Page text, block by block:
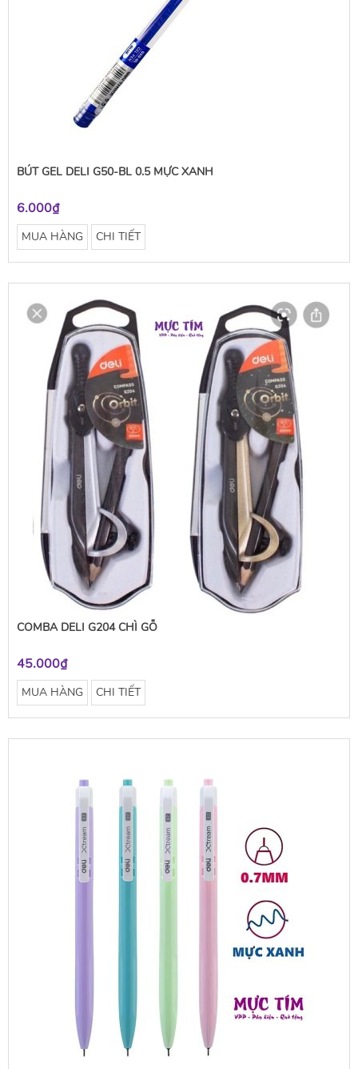
BÚT GEL DELI G50-BL 0.5 MỰC XANH
6.000₫
MUA HÀNG CHI TIẾT
COMBA DELI G204 CHÌ GỖ
45.000₫
MUA HÀNG CHI TIẾT